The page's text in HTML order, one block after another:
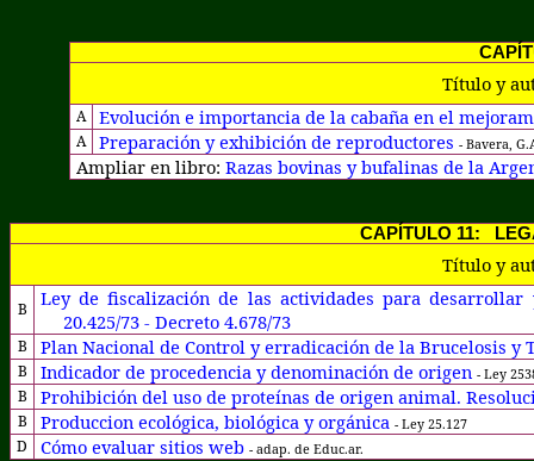
Título y
A Evolución e importancia de la cabaña en el
A Preparación y exhibición de reproductores - Bavera,
Ampliar en libro: Razas bovinas y bufalinas de la
CAPÍTULO 11:
Título y
B
Ley de fiscalización de las actividades para
20.425/73 - Decreto 4.678/73
B Plan Nacional de Control y erradicación de la Brucelosis y
B Indicador de procedencia y denominación de origen - Ley
B Prohibición del uso de proteínas de origen animal.
B Produccion ecológica, biológica y orgánica - Ley 25.127
D Cómo evaluar sitios web - adap. de Educ.ar.